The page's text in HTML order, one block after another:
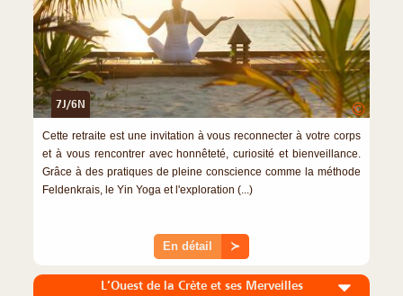
7J/6N ©
Cette retraite est une invitation à vous reconnecter à votre corps
et à vous rencontrer avec honnêteté, curiosité et bienveillance.
Grâce à des pratiques de pleine conscience comme la méthode
Feldenkrais, le Yin Yoga et l'exploration (...)
En détail ≻
L’Ouest de la Crète et ses Merveilles